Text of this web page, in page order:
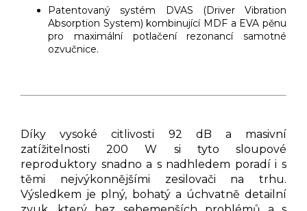
Patentovaný systém DVAS (Driver Vibration
Absorption System) kombinující MDF a EVA pěnu
pro maximální potlačení rezonancí samotné
ozvučnice.
Díky vysoké citlivosti 92 dB a masivní
zatížitelnosti 200 W si tyto sloupové
reproduktory snadno a s nadhledem poradí i s
těmi nejvýkonnějšími zesilovači na trhu.
Výsledkem je plný, bohatý a úchvatně detailní